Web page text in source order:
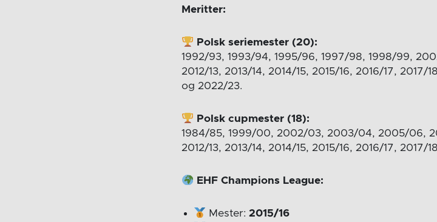
Meritter:
Polsk seriemester (20):
1992/93, 1993/94, 1995/96, 1997/98, 1998/99,
2012/13, 2013/14, 2014/15, 2015/16, 2016/17,
og 2022/23.
Polsk cupmester (18):
1984/85, 1999/00, 2002/03, 2003/04, 2005/06,
2012/13, 2013/14, 2014/15, 2015/16, 2016/17,
EHF Champions League:
Mester:2015/16